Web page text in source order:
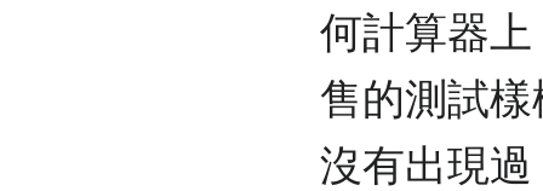
何計算器
售的測試
沒有出現